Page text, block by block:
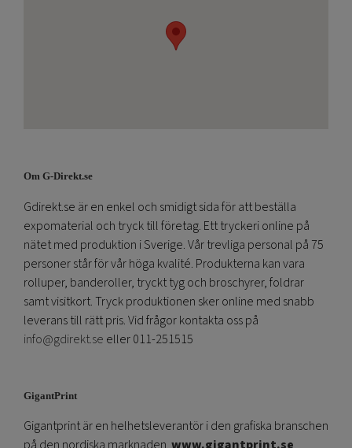
Om G-Direkt.se
Gdirekt.se är en enkel och smidigt sida för att beställa
expomaterial och tryck till företag. Ett tryckeri online på
nätet med produktion i Sverige. Vår trevliga personal på 75
personer står för vår höga kvalité. Produkterna kan vara
rolluper, banderoller, tryckt tyg och broschyrer, foldrar
samt visitkort. Tryck produktionen sker online med snabb
leverans till rätt pris. Vid frågor kontakta oss på
info@gdirekt.se eller 011-251515
GigantPrint
Gigantprint är en helhetsleverantör i den grafiska branschen